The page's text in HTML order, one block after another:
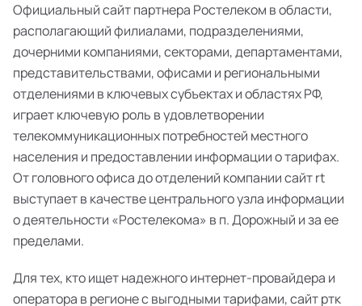
Официальный сайт партнера Ростелеком в области,
располагающий филиалами, подразделениями,
дочерними компаниями, секторами, департаментами,
представительствами, офисами и региональными
отделениями в ключевых субъектах и областях РФ,
играет ключевую роль в удовлетворении
телекоммуникационных потребностей местного
населения и предоставлении информации о тарифах.
От головного офиса до отделений компании сайт rt
выступает в качестве центрального узла информации
о деятельности «Ростелекома» в п. Дорожный и за ее
пределами.
Для тех, кто ищет надежного интернет-провайдера и
оператора в регионе с выгодными тарифами, сайт ртк